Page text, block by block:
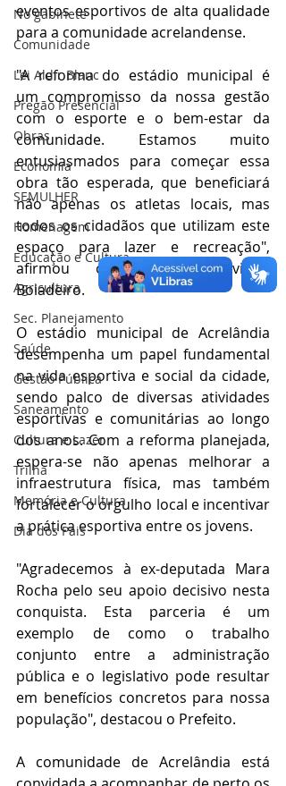
No gabinete
Comunidade
Lei Aldir Blanc
Pregão Presencial
Obras
Economia
SEMULHER
Homenagem
Educação e Cultura
Agricultura
Sec. Planejamento
Saúde
Gestão Pública
Saneamento
Cultura e Lazer
Trilha
Memória e Cultura
Dia dos Pais
eventos esportivos de alta qualidade
para a comunidade acrelandense.
"A reforma do estádio municipal é
um compromisso da nossa gestão
com o esporte e o bem-estar da
comunidade. Estamos muito
entusiasmados para começar essa
obra tão esperada, que beneficiará
não apenas os atletas locais, mas
todos os cidadãos que utilizam este
espaço para lazer e recreação",
afirmou o Prefeito Olavinho
Boiadeiro.
O estádio municipal de Acrelândia
desempenha um papel fundamental
na vida esportiva e social da cidade,
sendo palco de diversas atividades
esportivas e comunitárias ao longo
dos anos. Com a reforma planejada,
espera-se não apenas melhorar a
infraestrutura física, mas também
fortalecer o orgulho local e incentivar
a prática esportiva entre os jovens.
"Agradecemos à ex-deputada Mara
Rocha pelo seu apoio decisivo nesta
conquista. Esta parceria é um
exemplo de como o trabalho
conjunto entre a administração
pública e o legislativo pode resultar
em benefícios concretos para nossa
população", destacou o Prefeito.
A comunidade de Acrelândia está